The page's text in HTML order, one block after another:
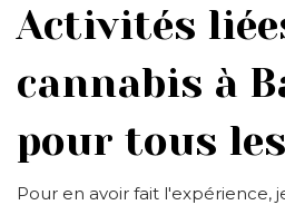
Activités
cannabis à
pour tous
Pour en avoir fait l'expérience,